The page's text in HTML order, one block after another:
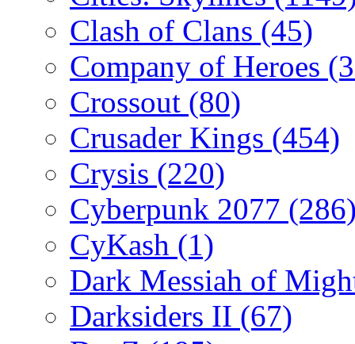
Clash of Clans (45)
Company of Heroes
Crossout (80)
Crusader Kings (454)
Crysis (220)
Cyberpunk 2077
CyKash (1)
Dark Messiah of
Darksiders II (67)